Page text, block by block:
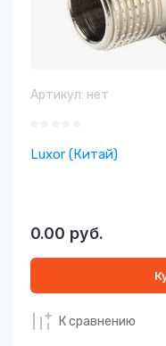
Артикул: нет
Luxor (Китай)
0.00 руб.
К сравнению